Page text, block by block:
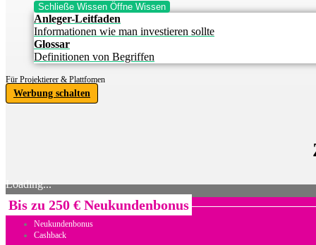
Schließe Wissen Öffne Wissen
Anleger-Leitfaden
Informationen wie man investieren sollte
Glossar
Definitionen von Begriffen
Für Projektierer & Plattfomen
Werbung schalten
Loading...
Bis zu 250 € Neukundenbonus
Neukundenbonus
Cashback